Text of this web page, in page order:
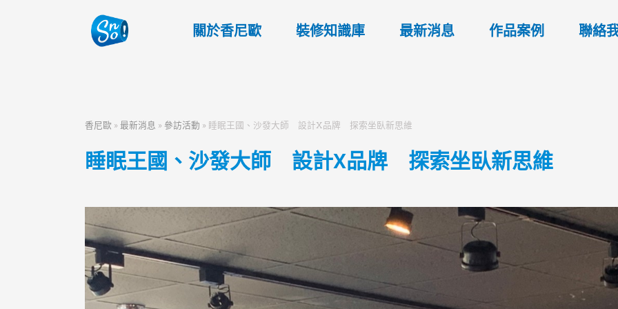
關於香尼歐 裝修知識庫 最新消息 作品案例 聯絡
香尼歐 » 最新消息 » 參訪活動 » 睡眠王國、沙發大師 設計X品牌 探索坐臥新思維
睡眠王國、沙發大師 設計X品牌 探索坐臥新思維